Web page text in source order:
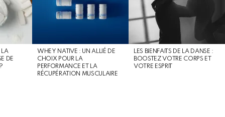
LA
DE
WHEY NATIVE : UN ALLIÉ DE
CHOIX POUR LA
PERFORMANCE ET LA
RÉCUPÉRATION MUSCULAIRE
LES BIENFAITS DE LA DANSE :
BOOSTEZ VOTRE CORPS ET
VOTRE ESPRIT